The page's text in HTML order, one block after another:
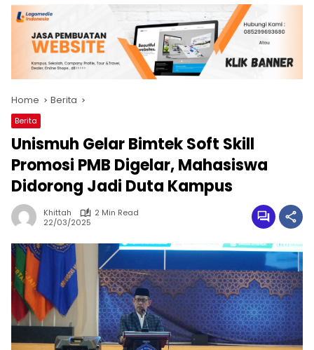
Home Berita
Berita
Unismuh Gelar Bimtek Soft Skill
Promosi PMB Digelar, Mahasiswa
Didorong Jadi Duta Kampus
Khittah
2 Min Read
22/03/2025